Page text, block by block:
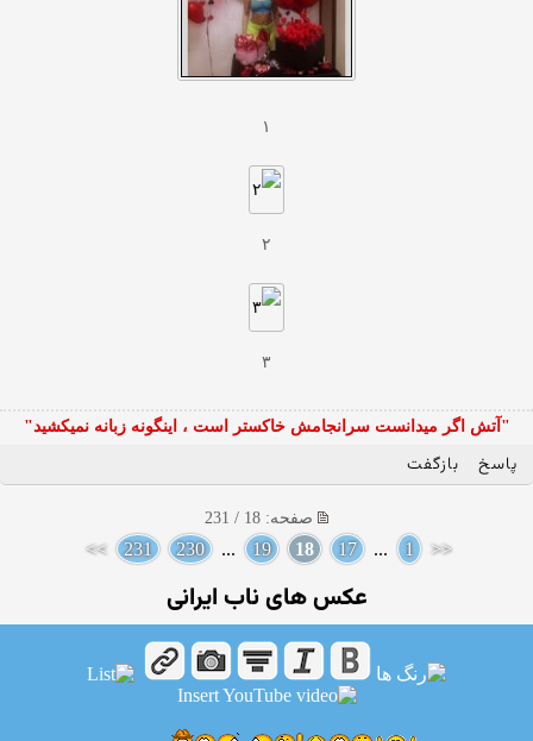
۱
۲
۳
"آتش اگر ميدانست سرانجامش خاكستر است ، اينگونه زبانه نميكشيد"
پاسخ بازگفت
صفحه: 18 / 231
<<
1
...
17
18
19
...
230
231
>>
عکس های ناب ایرانی